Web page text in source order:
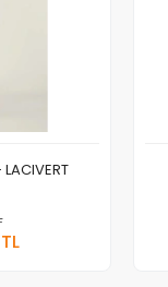
LACIVERT
Ekle